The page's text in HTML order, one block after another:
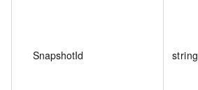
SnapshotId string